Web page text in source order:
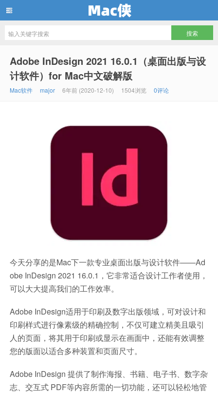
Adobe InDesign 2021 16.0.1（桌面出版与设
计软件）for Mac中文破解版
Mac软件 major 6年前 (2020-12-10) 1504浏览 0评论
今天分享的是Mac下一款专业桌面出版与设计软件——Ad
obe InDesign 2021 16.0.1，它非常适合设计工作者使用，
可以大大提高我们的工作效率。
Adobe InDesign适用于印刷及数字出版领域，可对设计和
印刷样式进行像素级的精确控制，不仅可建立精美且吸引
人的页面，将其用于印刷或显示在画面中，还能有效调整
您的版面以适合多种装置和页面尺寸。
Adobe InDesign 提供了制作海报、书籍、电子书、数字杂
志、交互式 PDF等内容所需的一切功能，还可以轻松地管